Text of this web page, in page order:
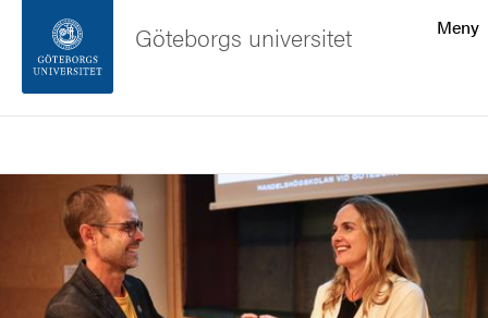
Sidfoten
Om webbplatsen
Meny
Göteborgs universitet
Bild